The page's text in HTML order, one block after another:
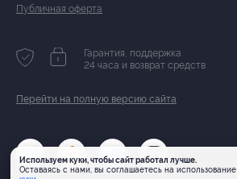
Используем куки, чтобы сайт работал лучше.
Оставаясь с нами, вы соглашаетесь на использование
Публичная оферта
Гарантия, поддержка
24 часа и возврат средств
Перейти на полную версию сайта